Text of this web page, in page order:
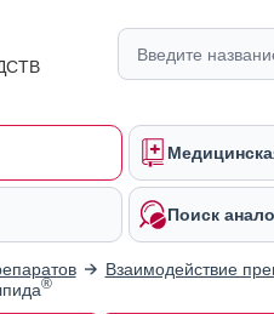
Поиск
Взаимодействие
®